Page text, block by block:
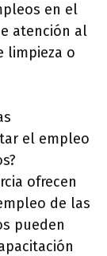
en el
atención al
limpieza o
el empleo
ofrecen
de las
pueden